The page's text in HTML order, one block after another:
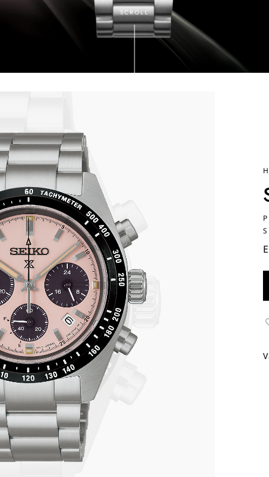
SCROLL